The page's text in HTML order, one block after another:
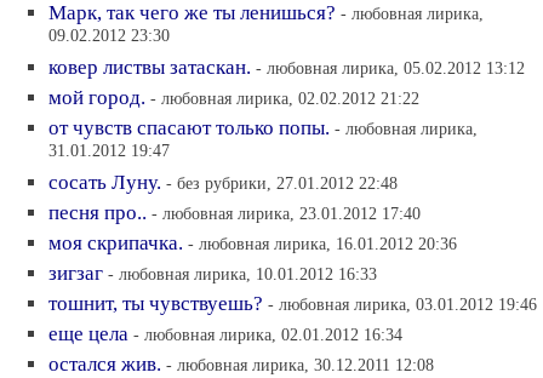
Марк, так чего же ты ленишься? - любовная лирика,
09.02.2012 23:30
ковер листвы затаскан. - любовная лирика, 05.02.2012 13:12
мой город. - любовная лирика, 02.02.2012 21:22
от чувств спасают только попы. - любовная лирика,
31.01.2012 19:47
сосать Луну. - без рубрики, 27.01.2012 22:48
пeсня про.. - любовная лирика, 23.01.2012 17:40
моя скрипачка. - любовная лирика, 16.01.2012 20:36
зигзаг - любовная лирика, 10.01.2012 16:33
тошнит, ты чувствуешь? - любовная лирика, 03.01.2012 19:46
еще цела - любовная лирика, 02.01.2012 16:34
остался жив. - любовная лирика, 30.12.2011 12:08